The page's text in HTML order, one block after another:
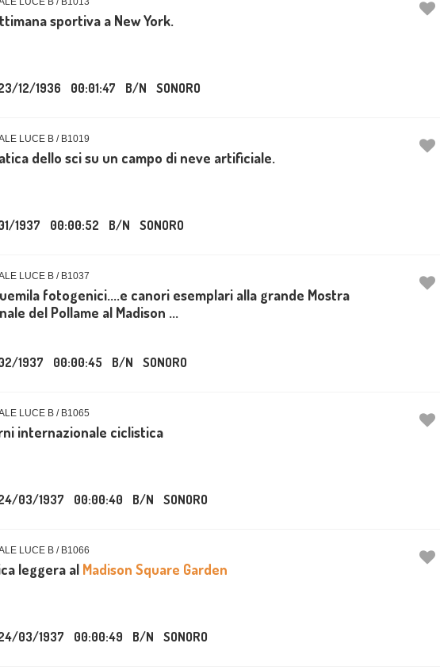
sportiva a New York.
12/1936 00:01:47 B/N SONORO
LUCE B / B1019
dello sci su un campo di neve artificiale.
1937 00:00:52 B/N SONORO
LUCE B / B1037
fotogenici....e canori esemplari alla grande Mostra
del Pollame al Madison ...
1937 00:00:45 B/N SONORO
LUCE B / B1065
internazionale ciclistica
03/1937 00:00:40 B/N SONORO
LUCE B / B1066
leggera al Madison Square Garden
03/1937 00:00:49 B/N SONORO